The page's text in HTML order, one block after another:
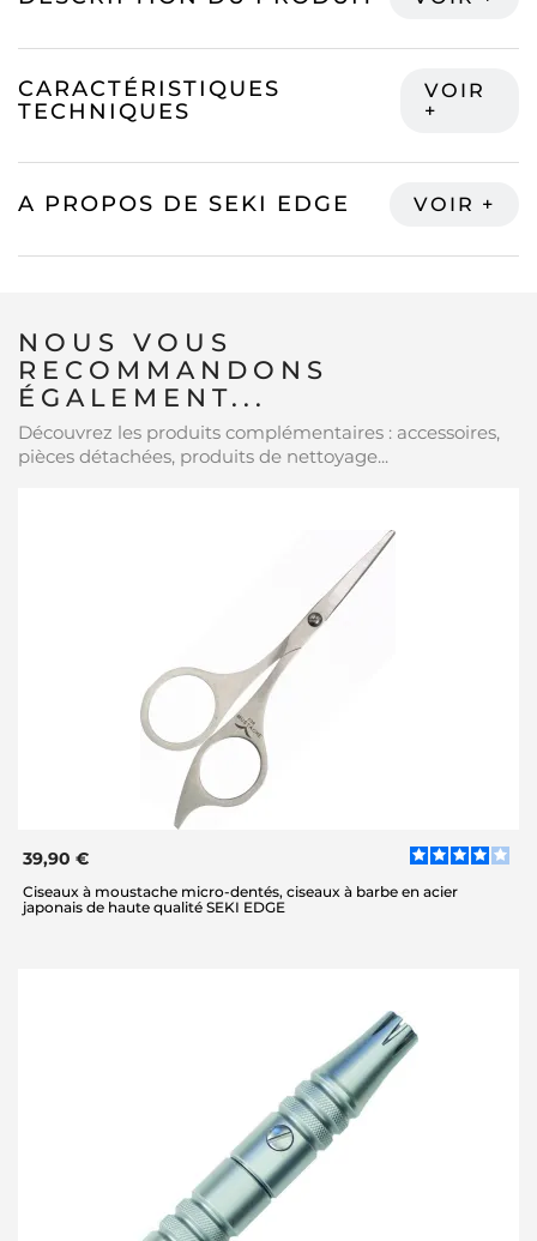
CARACTÉRISTIQUES
TECHNIQUES
A PROPOS DE SEKI EDGE
NOUS VOUS
RECOMMANDONS
ÉGALEMENT...
Découvrez les produits complémentaires : accessoires,
pièces détachées, produits de nettoyage...
39,90 €
Ciseaux à moustache micro-dentés, ciseaux à barbe en acier
japonais de haute qualité SEKI EDGE